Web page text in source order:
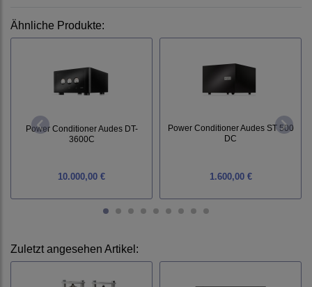
Ähnliche Produkte:
Power Conditioner Audes DT-
3600C
10.000,00 €
Power Conditioner Audes ST 500
DC
1.600,00 €
Zuletzt angesehen Artikel: